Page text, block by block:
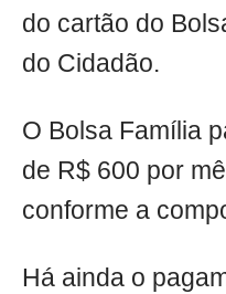
do cartão do
do Cidadão.
O Bolsa Família
de R$ 600 por
conforme a
Há ainda o